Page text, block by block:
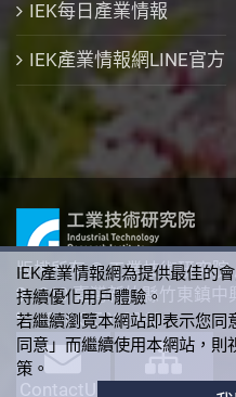
IEK每日產業情報
IEK產業情報網LINE官方
版權所有 © 工業技術研究
310 臺灣新竹縣竹東鎮中
+886-3-5912340
ContactUs
IEK產業情報網為提供最佳的
持續優化用戶體驗。
若繼續瀏覽本網站即表示您同
同意」而繼續使用本網站，
策。